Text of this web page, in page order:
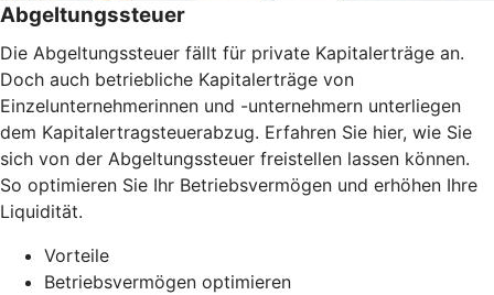
Abgeltungssteuer
Die Abgeltungssteuer fällt für private Kapitalerträge an.
Doch auch betriebliche Kapitalerträge von
Einzelunternehmerinnen und -unternehmern unterliegen
dem Kapitalertragsteuerabzug. Erfahren Sie hier, wie Sie
sich von der Abgeltungssteuer freistellen lassen können.
So optimieren Sie Ihr Betriebsvermögen und erhöhen Ihre
Liquidität.
Vorteile
Betriebsvermögen optimieren